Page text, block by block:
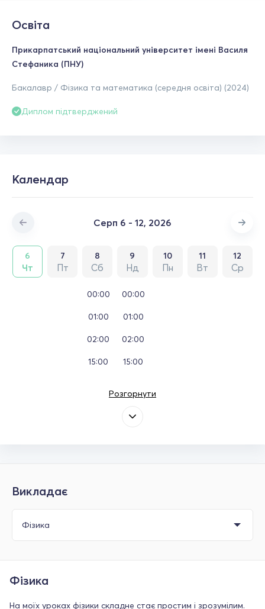
Освіта
Прикарпатський національний університет імені Василя
Стефаника (ПНУ)
Бакалавр / Фізика та математика (середня освіта) (2024)
Диплом підтверджений
Календар
Серп 6 - 12, 2026
6
Чт
7
Пт
8
Сб
9
Нд
10
Пн
11
Вт
12
Ср
00:00
01:00
02:00
15:00
00:00
01:00
02:00
15:00
Розгорнути
Викладає
Фізика
На моїх уроках фізики складне стає простим і зрозумілим.